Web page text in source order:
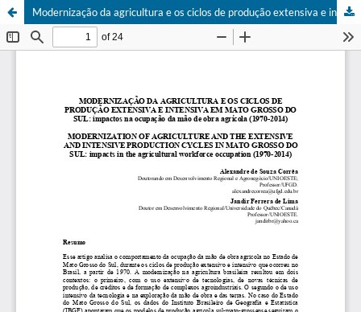
Modernização da agricultura e os ciclos de produção extensiva e intensiva em Mato Grosso do Sul